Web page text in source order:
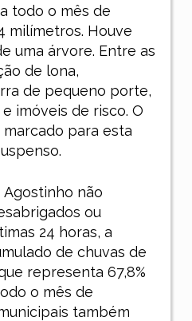
todo o mês de
milímetros. Houve
uma árvore. Entre as
de lona,
de pequeno porte,
imóveis de risco. O
para esta
Agostinho não
ou
24 horas, a
de chuvas de
representa 67,8%
o mês de
também